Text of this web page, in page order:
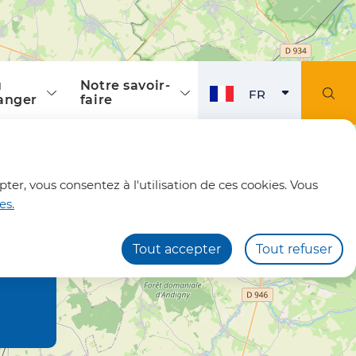
vous consentez à l'utilisation de ces cookies. Vous
Tout accepter Tout refuser
Office de Tourisme
Notre savoir-
faire
FRFRANÇAIS